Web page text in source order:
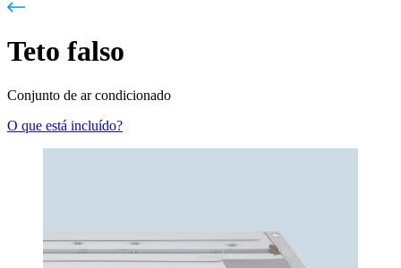
Teto falso
Conjunto de ar condicionado
O que está incluído?